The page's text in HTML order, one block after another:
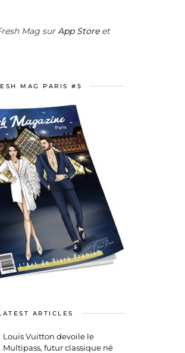
Mag surApp Storeet
MAG PARIS #5
ARTICLES
Louis Vuitton devoile le
Multipass, futur classique né